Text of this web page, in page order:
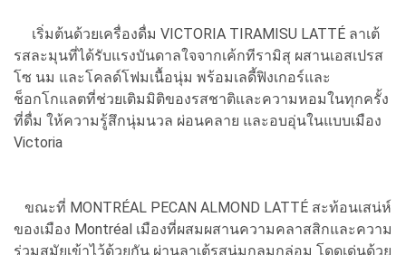
เริ่มต้นด้วยเครื่องดื่ม VICTORIA TIRAMISU LATTÉ ลาเต้
รสละมุนที่ได้รับแรงบันดาลใจจากเค้กทีรามิสุ ผสานเอสเปรส
โซ นม และโคลด์โฟมเนื้อนุ่ม พร้อมเลดี้ฟิงเกอร์และ
ช็อกโกแลตที่ช่วยเติมมิติของรสชาติและความหอมในทุกครั้ง
ที่ดื่ม ให้ความรู้สึกนุ่มนวล ผ่อนคลาย และอบอุ่นในแบบเมือง
Victoria
ขณะที่ MONTRÉAL PECAN ALMOND LATTÉ สะท้อนเสน่ห์
ของเมือง Montréal เมืองที่ผสมผสานความคลาสสิกและความ
ร่วมสมัยเข้าไว้ด้วยกัน ผ่านลาเต้รสนุ่มกลมกล่อม โดดเด่นด้วย